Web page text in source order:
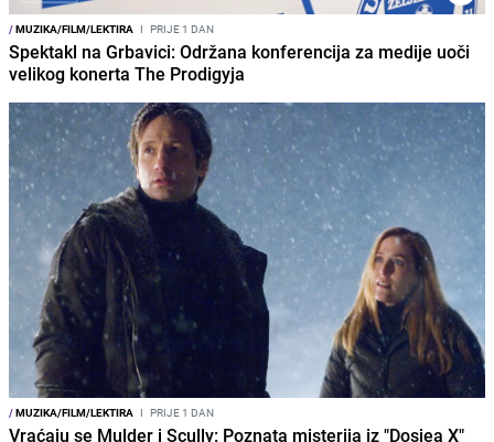
/MUZIKA/FILM/LEKTIRA I PRIJE 1 DAN
Spektakl na Grbavici: Održana konferencija za medije uoči
velikog konerta The Prodigyja
/MUZIKA/FILM/LEKTIRA I PRIJE 1 DAN
Vraćaju se Mulder i Scully: Poznata misterija iz "Dosjea X"